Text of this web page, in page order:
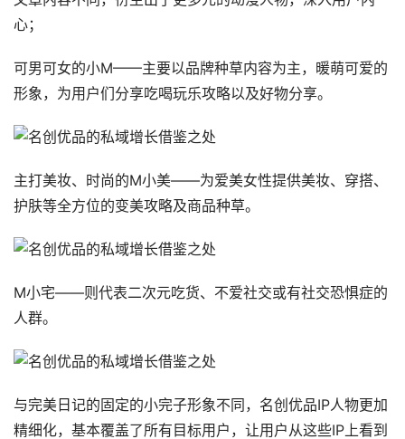
心；
可男可女的小M——主要以品牌种草内容为主，暖萌可爱的
形象，为用户们分享吃喝玩乐攻略以及好物分享。
主打美妆、时尚的M小美——为爱美女性提供美妆、穿搭、
护肤等全方位的变美攻略及商品种草。
M小宅——则代表二次元吃货、不爱社交或有社交恐惧症的
人群。
与完美日记的固定的小完子形象不同，名创优品IP人物更加
精细化，基本覆盖了所有目标用户，让用户从这些IP上看到